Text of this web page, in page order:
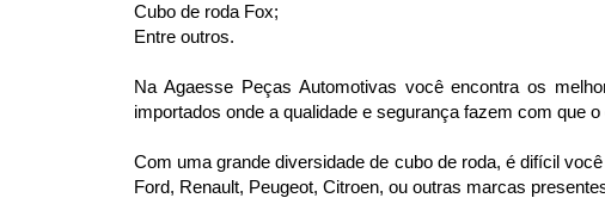
Cubo de roda Fox;
Entre outros.
Na Agaesse Peças Automotivas você encontra os
importados onde a qualidade e segurança fazem com que
Com uma grande diversidade de cubo de roda, é difícil
Ford, Renault, Peugeot, Citroen, ou outras marcas